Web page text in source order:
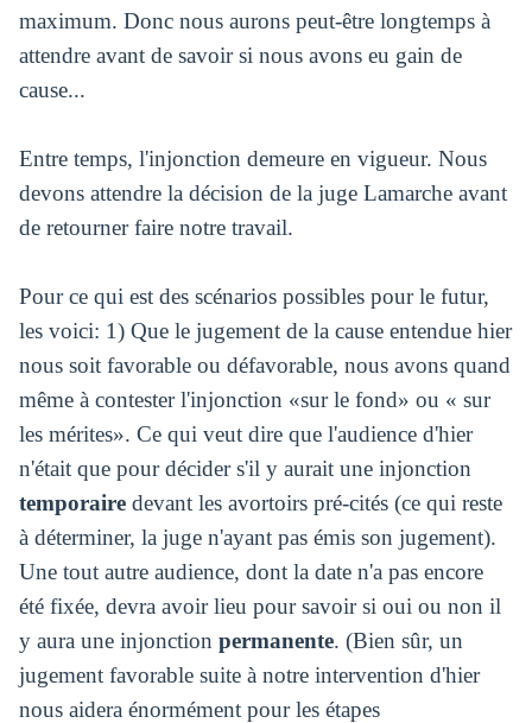
maximum. Donc nous aurons peut-être longtemps à
attendre avant de savoir si nous avons eu gain de
cause...
Entre temps, l'injonction demeure en vigueur. Nous
devons attendre la décision de la juge Lamarche avant
de retourner faire notre travail.
Pour ce qui est des scénarios possibles pour le futur,
les voici: 1) Que le jugement de la cause entendue hier
nous soit favorable ou défavorable, nous avons quand
même à contester l'injonction «sur le fond» ou « sur
les mérites». Ce qui veut dire que l'audience d'hier
n'était que pour décider s'il y aurait une injonction
temporairedevant les avortoirs pré-cités (ce qui reste
à déterminer, la juge n'ayant pas émis son jugement).
Une tout autre audience, dont la date n'a pas encore
été fixée, devra avoir lieu pour savoir si oui ou non il
y aura une injonction permanente. (Bien sûr, un
jugement favorable suite à notre intervention d'hier
nous aidera énormément pour les étapes